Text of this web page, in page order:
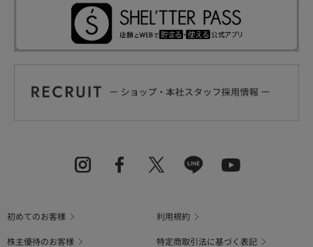
初めてのお客様
利用規約
株主優待のお客様
特定商取引法に基づく表記